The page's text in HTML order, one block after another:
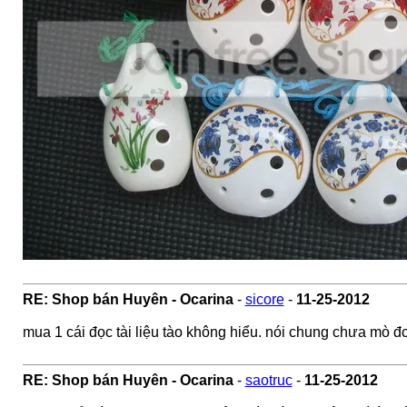
RE: Shop bán Huyên - Ocarina- sicore- 11-25-2012
mua 1 cái đọc tài liệu tào không hiểu. nói chung chưa mò
RE: Shop bán Huyên - Ocarina- saotruc- 11-25-2012